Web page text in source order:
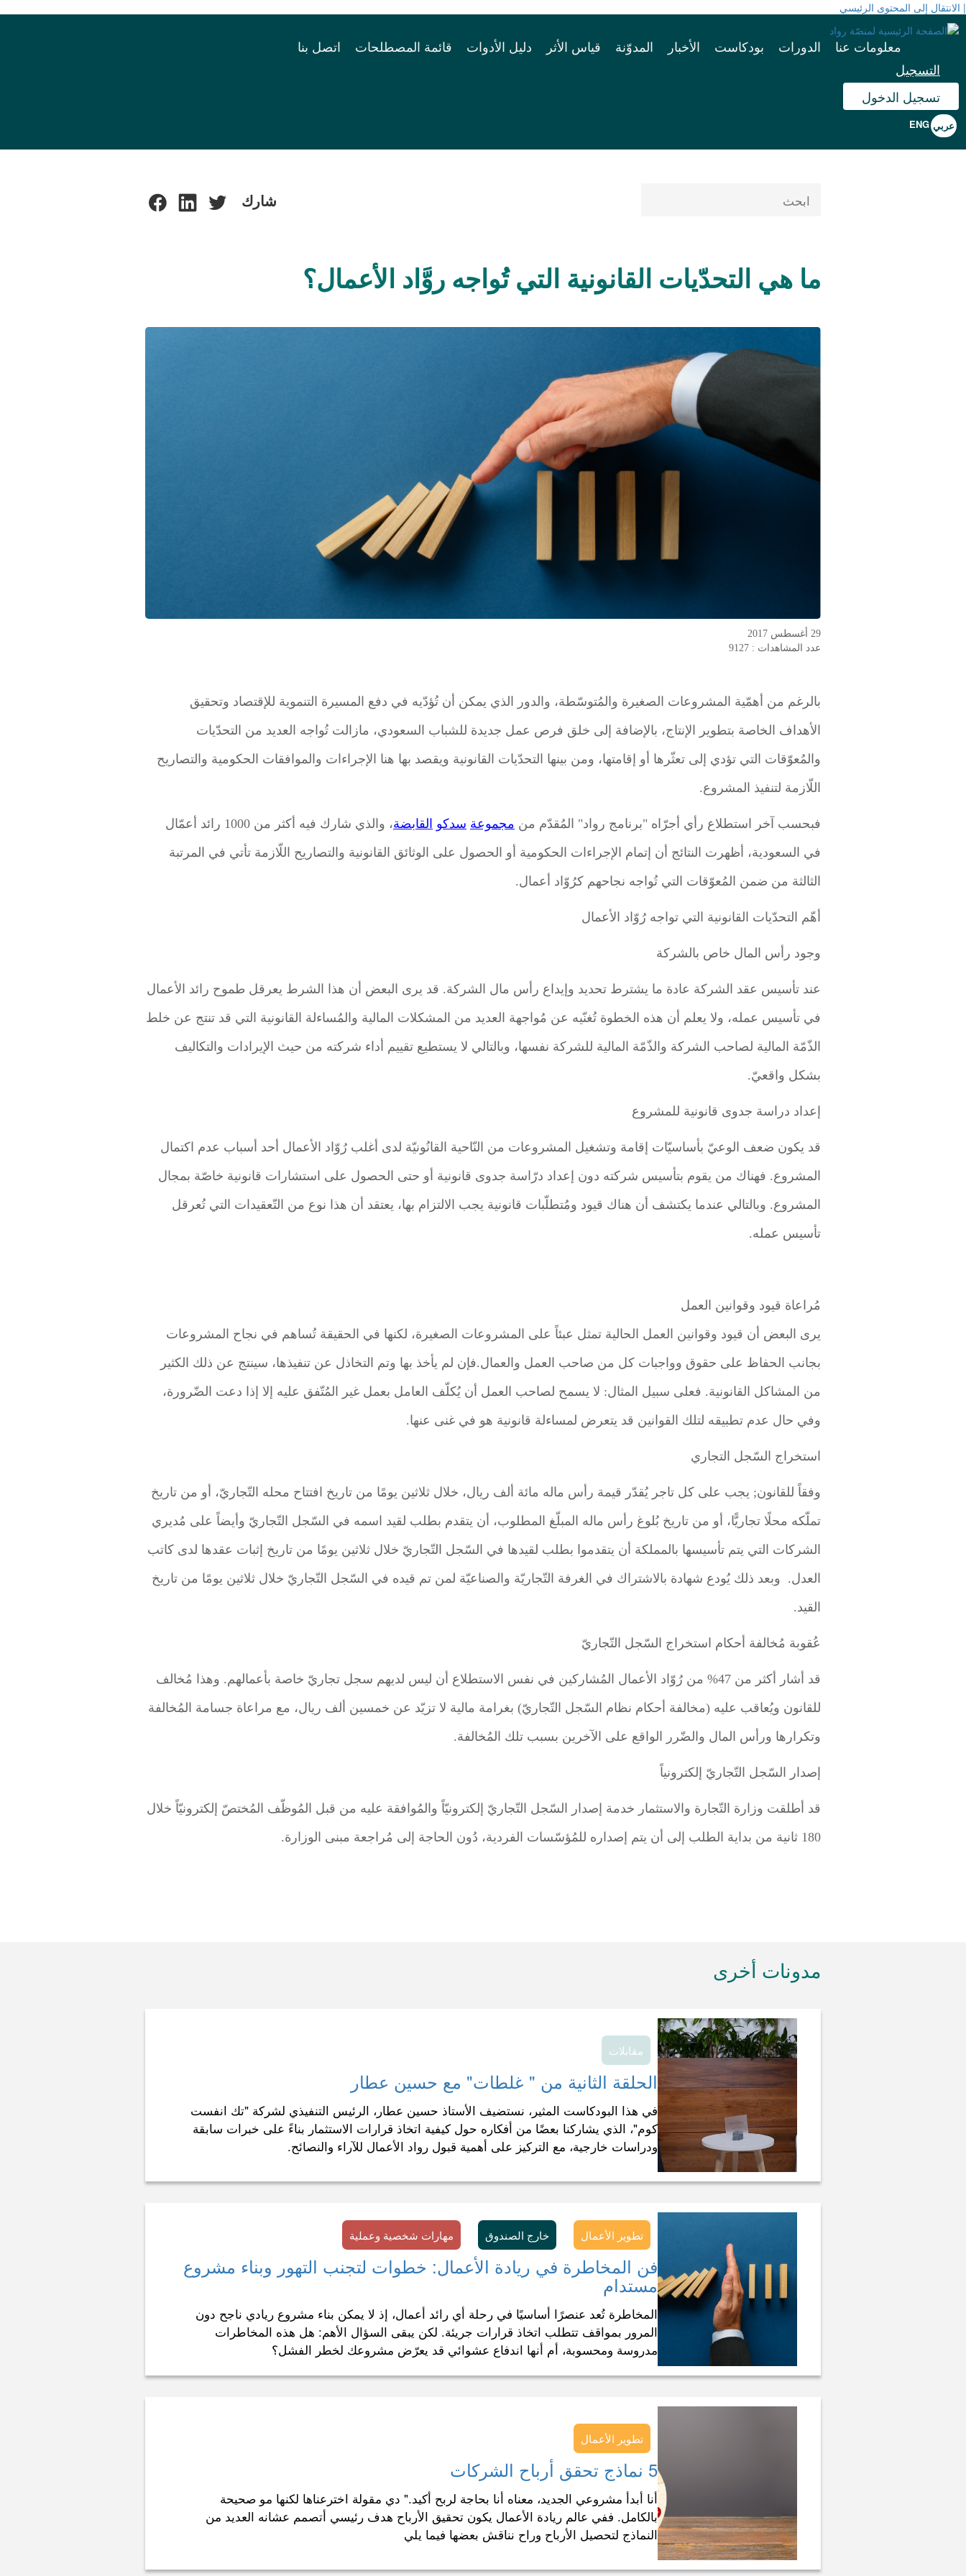
| الانتقال إلى المحتوى الرئيسي
معلومات عنا الدورات بودكاست الأخبار المدوّنة قياس الأثر دليل الأدوات قائمة المصطلحات
اتصل بنا
التسجيل
تسجيل الدخول
شارك
ما هي التحدّيات القانونية التي تُواجه روَّاد الأعمال؟
29 أغسطس 2017
عدد المشاهدات : 9127
بالرغم من أهمّية المشروعات الصغيرة والمُتوسّطة، والدور الذي يمكن أن تُؤدّيه في دفع المسيرة التنموية للإقتصاد وتحقيق
الأهداف الخاصة بتطوير الإنتاج، بالإضافة إلى خلق فرص عمل جديدة للشباب السعودي، مازالت تُواجه العديد من التحدّيات
والمُعوّقات التي تؤدي إلى تعثّرها أو إقامتها، ومن بينها التحدّيات القانونية ويقصد بها هنا الإجراءات والموافقات الحكومية والتصاريح
اللّازمة لتنفيذ المشروع.
فبحسب آخر استطلاع رأي أجرّاه "برنامج رواد" المُقدّم من مجموعة سدكو القابضة
، والذي شارك فيه أكثر من 1000 رائد أعمّال
في السعودية، أظهرت النتائج أن إتمام الإجراءات الحكومية أو الحصول على الوثائق القانونية والتصاريح اللّازمة تأتي في المرتبة
الثالثة من ضمن المُعوّقات التي تُواجه نجاحهم كرُوّاد أعمال.
أهّم التحدّيات القانونية التي تواجه رُوّاد الأعمال
وجود رأس المال خاص بالشركة
عند تأسيس عقد الشركة عادة ما يشترط تحديد وإيداع رأس مال الشركة. قد يرى البعض أن هذا الشرط يعرقل طموح رائد الأعمال
في تأسيس عمله، ولا يعلم أن هذه الخطوة تُغنّيه عن مُواجهة العديد من المشكلات المالية والمُساءلة القانونية التي قد تنتج عن خلط
الذّمّة المالية لصاحب الشركة والذّمّة المالية للشركة نفسها، وبالتالي لا يستطيع تقييم أداء شركته من حيث الإيرادات والتكاليف
بشكل واقعيّ.
إعداد دراسة جدوى قانونية للمشروع
قد يكون ضعف الوعيّ بأساسيّات إقامة وتشغيل المشروعات من النّاحية القانُونيّة لدى أغلب رُوّاد الأعمال أحد أسباب عدم اكتمال
المشروع. فهناك من يقوم بتأسيس شركته دون إعداد درّاسة جدوى قانونية أو حتى الحصول على استشارات قانونية خاصّة بمجال
المشروع. وبالتالي عندما يكتشف أن هناك قيود ومُتطلّبات قانونية يجب الالتزام بها، يعتقد أن هذا نوع من التّعقيدات التي تُعرقل
تأسيس عمله.
مُراعاة قيود وقوانين العمل
يرى البعض أن قيود وقوانين العمل الحالية تمثل عبئاً على المشروعات الصغيرة، لكنها في الحقيقة تُساهم في نجاح المشروعات
بجانب الحفاظ على حقوق وواجبات كل من صاحب العمل والعمال.فإن لم يأخذ بها وتم التخاذل عن تنفيذها، سينتج عن ذلك الكثير
من المشاكل القانونية. فعلى سبيل المثال: لا يسمح لصاحب العمل أن يُكلّف العامل بعمل غير المُتّفق عليه إلا إذا دعت الضّرورة،
وفي حال عدم تطبيقه لتلك القوانين قد يتعرض لمساءلة قانونية هو في غنى عنها.
استخراج السّجل التجاري
وفقاً للقانون; يجب على كل تاجر يُقدّر قيمة رأس ماله مائة ألف ريال، خلال ثلاثين يومًا من تاريخ افتتاح محله التّجاريّ، أو من تاريخ
تملّكه محلًا تجاريًّا، أو من تاريخ بُلوغ رأس ماله المبلّغ المطلوب، أن يتقدم بطلب لقيد اسمه في السّجل التّجاريّ وأيضاً على مُديري
الشركات التي يتم تأسيسها بالمملكة أن يتقدموا بطلب لقيدها في السّجل التّجاريّ خلال ثلاثين يومًا من تاريخ إثبات عقدها لدى كاتب
العدل. وبعد ذلك يُودع شهادة بالاشتراك في الغرفة التّجاريّة والصناعيّة لمن تم قيده في السّجل التّجاريّ خلال ثلاثين يومًا من تاريخ
القيد.
عُقوبة مُخالفة أحكام استخراج السّجل التّجاريّ
قد أشار أكثر من 47% من رُوّاد الأعمال المُشاركين في نفس الاستطلاع أن ليس لديهم سجل تجاريّ خاصة بأعمالهم. وهذا مُخالف
للقانون ويُعاقب عليه (مخالفة أحكام نظام السّجل التّجاريّ) بغرامة مالية لا تزيّد عن خمسين ألف ريال، مع مراعاة جسامة المُخالفة
وتكرارها ورأس المال والضّرر الواقع على الآخرين بسبب تلك المُخالفة.
إصدار السّجل التّجاريّ إلكترونياً
قد أطلقت وزارة التّجارة والاستثمار خدمة إصدار السّجل التّجاريّ إلكترونيّاً والمُوافقة عليه من قبل المُوظّف المُختصّ إلكترونيّاً خلال
180 ثانية من بداية الطلب إلى أن يتم إصداره للمُؤسّسات الفردية، دُون الحاجة إلى مُراجعة مبنى الوزارة.
مدونات أخرى
مقابلات
الحلقة الثانية من " غلطات" مع حسين عطار
في هذا البودكاست المثير، نستضيف الأستاذ حسين عطار، الرئيس التنفيذي لشركة "تك انفست
كوم"، الذي يشاركنا بعضًا من أفكاره حول كيفية اتخاذ قرارات الاستثمار بناءً على خبرات سابقة
ودراسات خارجية، مع التركيز على أهمية قبول رواد الأعمال للآراء والنصائح.
تطوير الأعمال خارج الصندوق مهارات شخصية وعملية
فن المخاطرة في ريادة الأعمال: خطوات لتجنب التهور وبناء مشروع
مستدام
المخاطرة تُعد عنصرًا أساسيًا في رحلة أي رائد أعمال، إذ لا يمكن بناء مشروع ريادي ناجح دون
المرور بمواقف تتطلب اتخاذ قرارات جريئة. لكن يبقى السؤال الأهم: هل هذه المخاطرات
مدروسة ومحسوبة، أم أنها اندفاع عشوائي قد يعرّض مشروعك لخطر الفشل؟
تطوير الأعمال
5 نماذج تحقق أرباح الشركات
أنا أبدأ مشروعي الجديد، معناه أنا بحاجة لربح أكيد." دي مقولة اخترعناها لكنها مو صحيحة
بالكامل. ففي عالم ريادة الأعمال يكون تحقيق الأرباح هدف رئيسي أتصمم عشانه العديد من
النماذج لتحصيل الأرباح وراح نناقش بعضها فيما يلي